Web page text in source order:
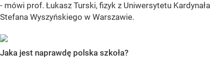
- mówi prof. Łukasz Turski, fizyk z Uniwersytetu Kardynała
Stefana Wyszyńskiego w Warszawie.
Jaka jest naprawdę polska szkoła?